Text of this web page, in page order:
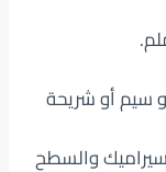
سيم أو شريحة
والسطح